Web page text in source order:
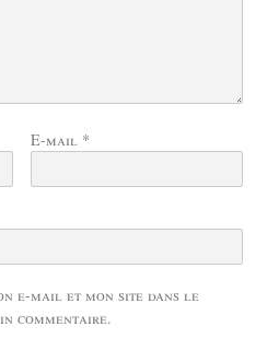
E-mail *
e-mail et mon site dans le
commentaire.